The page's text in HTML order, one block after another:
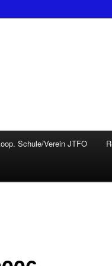
Schule/Verein JTFO